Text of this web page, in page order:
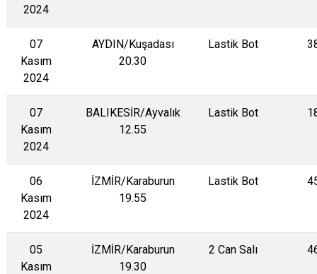
2024
07
Kasım
2024
AYDIN/Kuşadası
20.30
Lastik Bot
07
Kasım
2024
BALIKESİR/Ayvalık
12.55
Lastik Bot
06
Kasım
2024
İZMİR/Karaburun
19.55
Lastik Bot
05
Kasım
İZMİR/Karaburun
19.30
2 Can Salı